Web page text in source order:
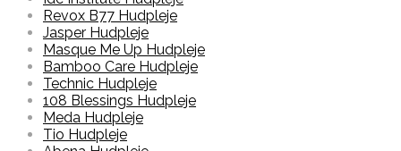
Revox B77 Hudpleje
Jasper Hudpleje
Masque Me Up Hudpleje
Bamboo Care Hudpleje
Technic Hudpleje
108 Blessings Hudpleje
Meda Hudpleje
Tio Hudpleje